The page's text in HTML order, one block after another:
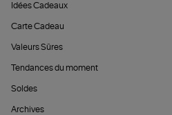
Idées Cadeaux
Carte Cadeau
Valeurs Sûres
Tendances du moment
Soldes
Archives